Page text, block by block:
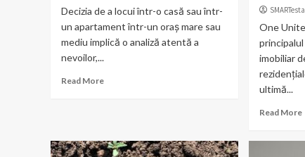
Decizia de a locui într-o casă sau într-
un apartament într-un oraș mare sau
mediu implică o analiză atentă a
nevoilor,...
Read More
One
imobiliar
ultimă...
Read More